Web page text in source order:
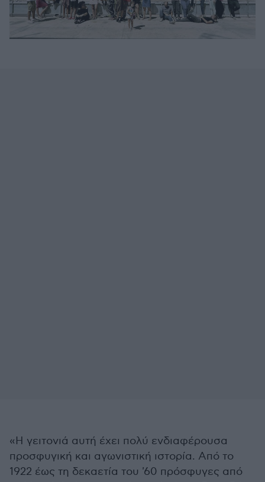
«Η γειτονιά αυτή έχει πολύ ενδιαφέρουσα
προσφυγική και αγωνιστική ιστορία. Από το
1922 έως τη δεκαετία του '60 πρόσφυγες από